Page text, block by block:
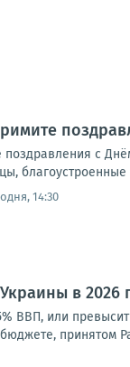
поздравления с
14:30
в 2026
ВВП, или
принятом